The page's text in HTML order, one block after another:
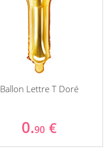
Ballon Lettre T Doré
0.90 €